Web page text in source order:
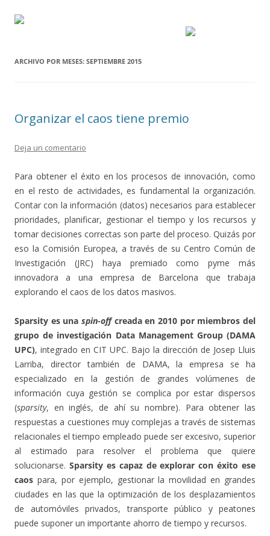
ARCHIVO POR MESES: SEPTIEMBRE 2015
Organizar el caos tiene premio
Deja un comentario
Para obtener el éxito en los procesos de innovación, como
en el resto de actividades, es fundamental la organización.
Contar con la información (datos) necesarios para establecer
prioridades, planificar, gestionar el tiempo y los recursos y
tomar decisiones correctas son parte del proceso. Quizás por
eso la Comisión Europea, a través de su Centro Común de
Investigación (JRC) haya premiado como pyme más
innovadora a una empresa de Barcelona que trabaja
explorando el caos de los datos masivos.
Sparsity es una spin-offcreada en 2010 por miembros del
grupo de investigación Data Management Group (DAMA
UPC), integrado en CIT UPC. Bajo la dirección de Josep Lluis
Larriba, director también de DAMA, la empresa se ha
especializado en la gestión de grandes volúmenes de
información cuya gestión se complica por estar dispersos
(sparsity, en inglés, de ahí su nombre). Para obtener las
respuestas a cuestiones muy complejas a través de sistemas
relacionales el tiempo empleado puede ser excesivo, superior
al estimado para resolver el problema que quiere
solucionarse. Sparsity es capaz de explorar con éxito ese
caos para, por ejemplo, gestionar la movilidad en grandes
ciudades en las que la optimización de los desplazamientos
de automóviles privados, transporte público y peatones
puede suponer un importante ahorro de tiempo y recursos.